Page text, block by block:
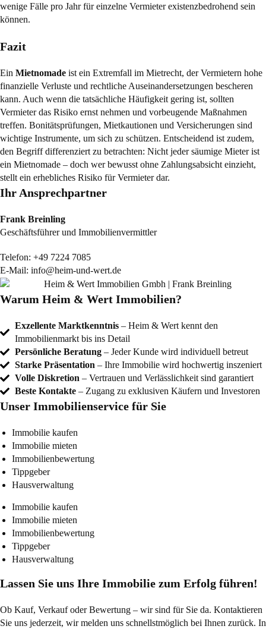
wenige Fälle pro Jahr für einzelne Vermieter existenzbedrohend sein
können.
Fazit
Ein Mietnomade ist ein Extremfall im Mietrecht, der Vermietern hohe
finanzielle Verluste und rechtliche Auseinandersetzungen bescheren
kann. Auch wenn die tatsächliche Häufigkeit gering ist, sollten
Vermieter das Risiko ernst nehmen und vorbeugende Maßnahmen
treffen. Bonitätsprüfungen, Mietkautionen und Versicherungen sind
wichtige Instrumente, um sich zu schützen. Entscheidend ist zudem,
den Begriff differenziert zu betrachten: Nicht jeder säumige Mieter ist
ein Mietnomade – doch wer bewusst ohne Zahlungsabsicht einzieht,
stellt ein erhebliches Risiko für Vermieter dar.
Ihr Ansprechpartner
Frank Breinling
Geschäftsführer und Immobilienvermittler
Telefon: +49 7224 7085
E-Mail: info@heim-und-wert.de
Warum Heim & Wert Immobilien?
Exzellente Marktkenntnis – Heim & Wert kennt den
Immobilienmarkt bis ins Detail
Persönliche Beratung – Jeder Kunde wird individuell betreut
Starke Präsentation – Ihre Immobilie wird hochwertig inszeniert
Volle Diskretion – Vertrauen und Verlässlichkeit sind garantiert
Beste Kontakte – Zugang zu exklusiven Käufern und Investoren
Unser Immobilienservice für Sie
Immobilie kaufen
Immobilie mieten
Immobilienbewertung
Tippgeber
Hausverwaltung
Immobilie kaufen
Immobilie mieten
Immobilienbewertung
Tippgeber
Hausverwaltung
Lassen Sie uns Ihre Immobilie zum Erfolg führen!
Ob Kauf, Verkauf oder Bewertung – wir sind für Sie da. Kontaktieren
Sie uns jederzeit, wir melden uns schnellstmöglich bei Ihnen zurück. In